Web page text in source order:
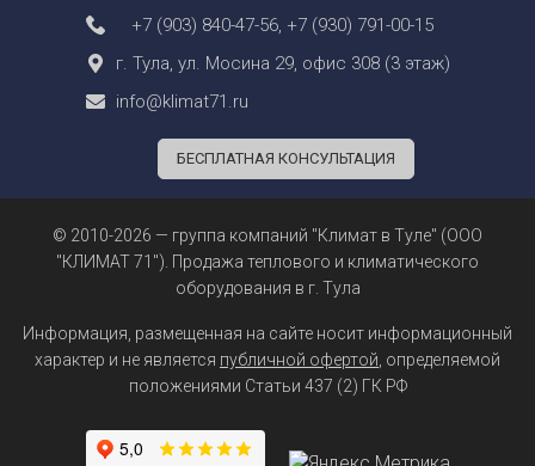
+7 (903) 840-47-56 +7 (930) 791-00-15
г. Тула, ул. Мосина 29, офис 308 (3 этаж)
info@klimat71.ru
БЕСПЛАТНАЯ КОНСУЛЬТАЦИЯ
© 2010-2026 — группа компаний "Климат в Туле" (ООО
"КЛИМАТ 71"). Продажа теплового и климатического
оборудования в г. Тула
Информация, размещенная на сайте носит информационный
характер и не является публичной офертой , определяемой
положениями Статьи 437 (2) ГК РФ